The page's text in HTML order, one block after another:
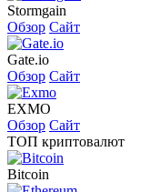
Stormgain
Обзор Сайт
Gate.io
Обзор Сайт
EXMO
Обзор Сайт
ТОП криптовалют
Bitcoin